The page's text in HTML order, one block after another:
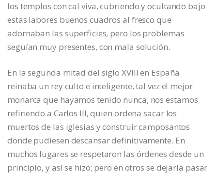
los templos con cal viva, cubriendo y ocultando bajo
estas labores buenos cuadros al fresco que
adornaban las superficies, pero los problemas
seguían muy presentes, con mala solución.
En la segunda mitad del siglo XVIII en España
reinaba un rey culto e inteligente, tal vez el mejor
monarca que hayamos tenido nunca; nos estamos
refiriendo a Carlos III, quien ordena sacar los
muertos de las iglesias y construir camposantos
donde pudiesen descansar definitivamente. En
muchos lugares se respetaron las órdenes desde un
principio, y así se hizo; pero en otros se dejaría pasar